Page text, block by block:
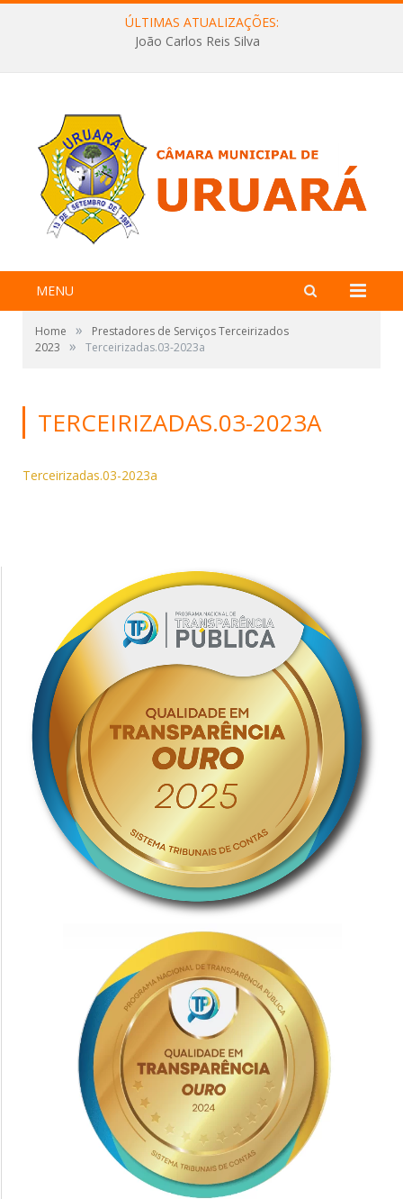
ÚLTIMAS ATUALIZAÇÕES:
João Carlos Reis Silva
MENU
Home »
Prestadores de Serviços Terceirizados
2023
» Terceirizadas.03-2023a
TERCEIRIZADAS.03-2023A
Terceirizadas.03-2023a